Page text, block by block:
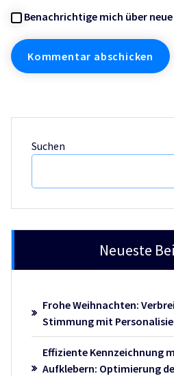
Benachrichtige mich über
Suchen
Neueste
Frohe Weihnachten:
Stimmung mit
Effiziente Kennzeichnung
Aufklebern: Optimierung